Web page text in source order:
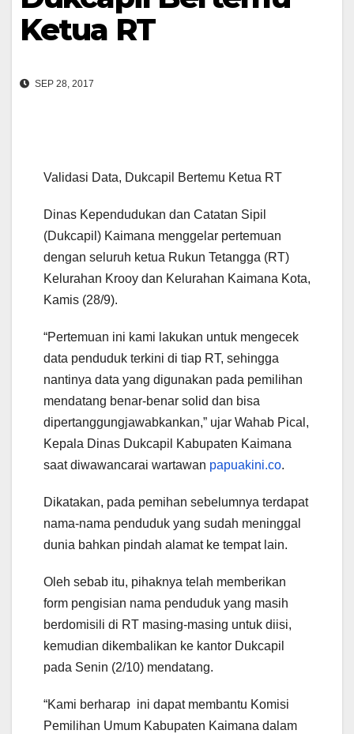
Ketua RT
SEP 28, 2017
Validasi Data, Dukcapil Bertemu Ketua RT
Dinas Kependudukan dan Catatan Sipil
(Dukcapil) Kaimana menggelar pertemuan
dengan seluruh ketua Rukun Tetangga (RT)
Kelurahan Krooy dan Kelurahan Kaimana Kota,
Kamis (28/9).
“Pertemuan ini kami lakukan untuk mengecek
data penduduk terkini di tiap RT, sehingga
nantinya data yang digunakan pada pemilihan
mendatang benar-benar solid dan bisa
dipertanggungjawabkankan,” ujar Wahab Pical,
Kepala Dinas Dukcapil Kabupaten Kaimana
saat diwawancarai wartawan papuakini.co.
Dikatakan, pada pemihan sebelumnya terdapat
nama-nama penduduk yang sudah meninggal
dunia bahkan pindah alamat ke tempat lain.
Oleh sebab itu, pihaknya telah memberikan
form pengisian nama penduduk yang masih
berdomisili di RT masing-masing untuk diisi,
kemudian dikembalikan ke kantor Dukcapil
pada Senin (2/10) mendatang.
“Kami berharap ini dapat membantu Komisi
Pemilihan Umum Kabupaten Kaimana dalam